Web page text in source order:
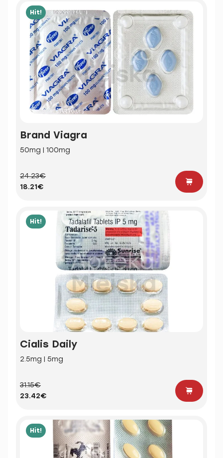
Hit!
Brand Viagra
50mg | 100mg
24.23€
18.21€
Hit!
Cialis Daily
2.5mg | 5mg
31.15€
23.42€
Hit!